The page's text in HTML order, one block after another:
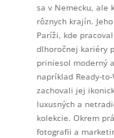
sa v Nemecku, ale
rôznych krajín.
Paríži, kde
dlhoročnej kariéry
priniesol moderný
napríklad Ready-
zachovali jej
luxusných a
kolekcie. Okrem
fotografii a